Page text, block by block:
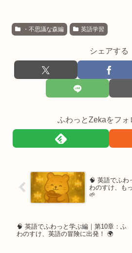
・不思議な森編 英語学習
シェアする
ふわっとZekaをフォ
🧠 英語でふわ
わのすけ、も
🌱
🧠 英語でふわっと学ぶ編｜第10章：ふ
わのすけ、英語の冒険に出発！ 🌍